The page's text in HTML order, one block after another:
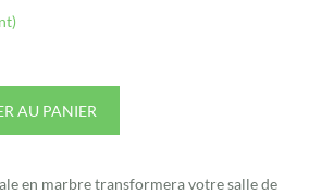
AU PANIER
en marbre transformera votre salle de